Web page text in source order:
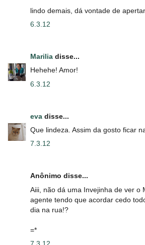
lindo demais, dá vontade de
6.3.12
Marilia disse...
Hehehe! Amor!
6.3.12
eva disse...
Que lindeza. Assim da gosto ficar
7.3.12
Anônimo disse...
Aiii, não dá uma Invejinha de ver o
agente tendo que acordar cedo
dia na rua!?
=*
7.3.12